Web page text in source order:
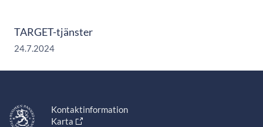
TARGET-tjänster
24.7.2024
Kontaktinformation
Karta